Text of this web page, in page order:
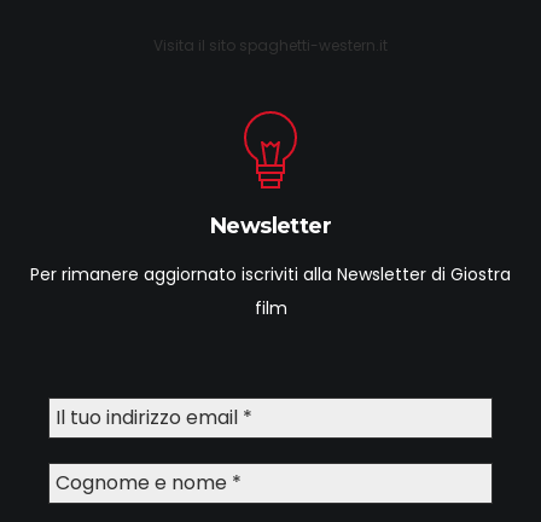
Visita il sito spaghetti-western.it
Newsletter
Per rimanere aggiornato iscriviti alla Newsletter di Giostra
film